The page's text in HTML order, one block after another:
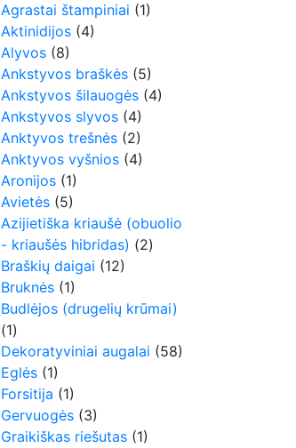
Agrastai štampiniai (1)
Aktinidijos (4)
Alyvos (8)
Ankstyvos braškės (5)
Ankstyvos šilauogės (4)
Ankstyvos slyvos (4)
Anktyvos trešnės (2)
Anktyvos vyšnios (4)
Aronijos (1)
Avietės (5)
Azijietiška kriaušė (obuolio
- kriaušės hibridas) (2)
Braškių daigai (12)
Bruknės (1)
Budlėjos (drugelių krūmai)
(1)
Dekoratyviniai augalai (58)
Eglės (1)
Forsitija (1)
Gervuogės (3)
Graikiškas riešutas (1)